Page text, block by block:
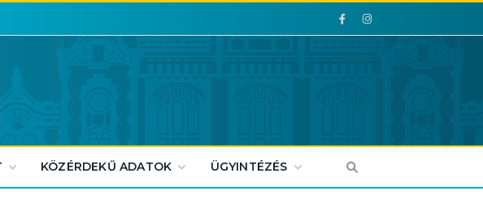
Facebook
Facebook
KÖZÉRDEKŰ ADATOK ÜGYINTÉZÉS